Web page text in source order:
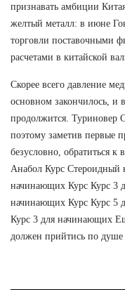
признавать амбиции
желтый металл: в июне
торговли поставочными
расчетами в китайской
Скорее всего давление
основном закончилось, и
продолжится. Туриновер
поэтому заметив первые
безусловно, обратиться
Анабол Курс Стероидный
начинающих Курс Курс 3
начинающих Курс Курс 5
Курс 3 для начинающих
должен прийтись по душе